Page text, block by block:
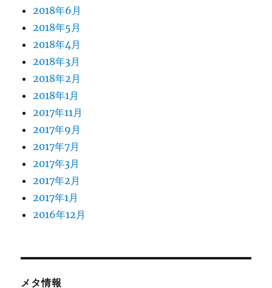
2018年6月
2018年5月
2018年4月
2018年3月
2018年2月
2018年1月
2017年11月
2017年9月
2017年7月
2017年3月
2017年2月
2017年1月
2016年12月
メタ情報